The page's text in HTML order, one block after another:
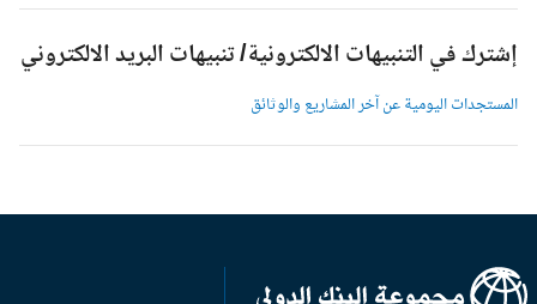
إشترك في التنبيهات الالكترونية/ تنبيهات البريد الالكتروني
المستجدات اليومية عن آخر المشاريع والوثائق